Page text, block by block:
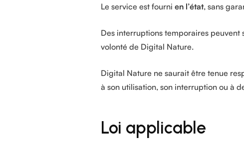
Le service est fourni en l’état, sans
Des interruptions temporaires
volonté de Digital Nature.
Digital Nature ne saurait être tenue
à son utilisation, son interruption ou à
Loi applicable